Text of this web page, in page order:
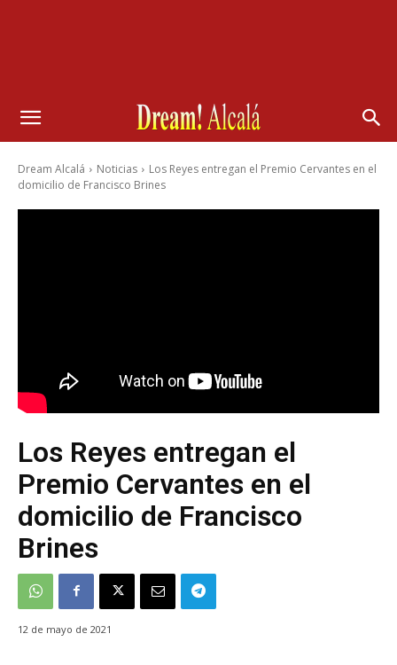
Dream Alcalá Noticias
Los Reyes entregan el Premio Cervantes en el
domicilio de Francisco Brines
Los Reyes entregan el
Premio Cervantes en el
domicilio de Francisco
Brines
12 de mayo de 2021